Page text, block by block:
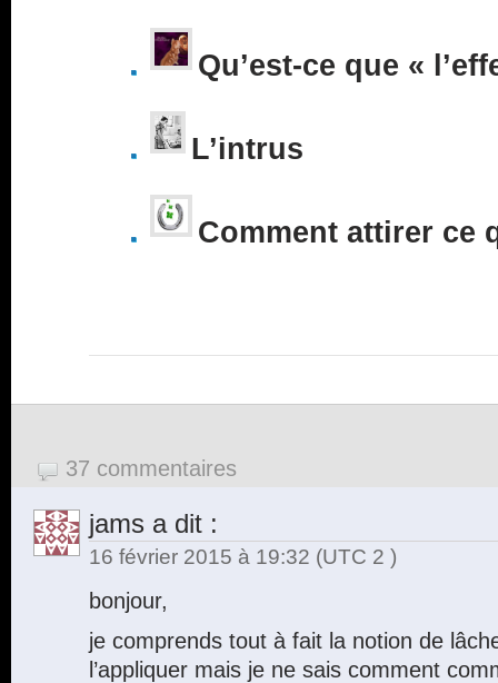
Qu’est-ce que «
L’intrus
Comment attirer ce
37 commentaires
jams a dit :
16 février 2015 à 19:32 (UTC 2 )
bonjour,
je comprends tout à fait la notion de
l’appliquer mais je ne sais comment